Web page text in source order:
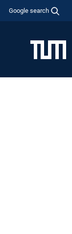
Google search